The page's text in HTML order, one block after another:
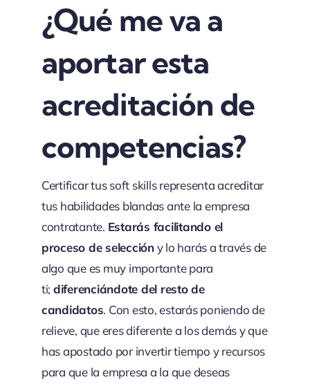
¿Qué me va a
aportar esta
acreditación de
competencias?
Certificar tus soft skills representa acreditar
tus habilidades blandas ante la empresa
contratante. Estarás facilitando el
proceso de seleccióny lo harás a través de
algo que es muy importante para
ti; diferenciándote del resto de
candidatos. Con esto, estarás poniendo de
relieve, que eres diferente a los demás y que
has apostado por invertir tiempo y recursos
para que la empresa a la que deseas